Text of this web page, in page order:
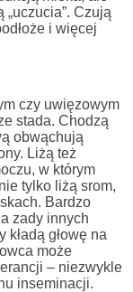
Czują
i więcej
czy uwięzowym
stada. Chodzą
obwąchują
Liżą też
w którym
tylko liżą srom,
Bardzo
zady innych
głowę na
może
– niezwykle
inseminacji.